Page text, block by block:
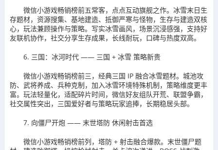
微信小游戏畅销榜前五常客，点点互动旗舰之作。冰雪末日生
存题材，资源搜集、基地建造、抵御严寒与怪物，生存与建造双核
心，玩法兼顾操作与策略。写实冰雪画风，场景沉浸感强，支持好
友联机协作，社交分享生存成果，长线耐玩，口碑与热度双高。
6. 三国：冰河时代 —— 三国 + 冰雪 策略新贵
微信小游戏畅销榜前三，经典三国 IP 融合冰雪题材。城池攻
防、武将养成、兵种克制，加入冰雪环境特殊机制，策略维度更丰
富。玩法轻量化，适配碎片时间，微信好友组队开荒、联盟争霸，
社交属性突出，三国爱好者与策略玩家追捧，长期稳居头部。
7. 向僵尸开炮 —— 末世塔防 休闲射击首选
微信小游戏畅销榜前列，塔防 + 射击融合爆款。末世僵尸题